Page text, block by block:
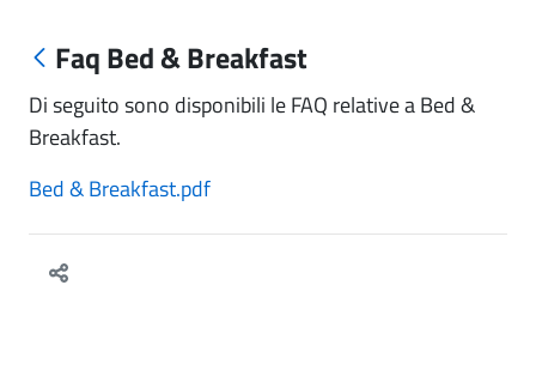
Faq Bed & Breakfast
Di seguito sono disponibili le FAQ relative a Bed &
Breakfast.
Bed & Breakfast.pdf